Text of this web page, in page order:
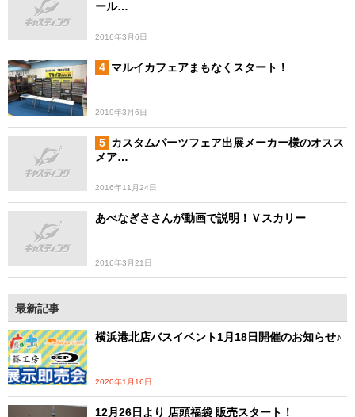
ール…
2016年3月6日
マルイカフェアまもなくスタート！
2019年3月6日
カスタムパーツフェア出展メーカー様のオスス
メア…
2016年11月24日
あべなぎささんが動画で説明！Ｖスカリー
2016年3月21日
最新記事
横浜港北店バスイベント1月18日開催のお知らせ♪
2020年1月16日
12月26日より 店頭福袋 販売スタート！